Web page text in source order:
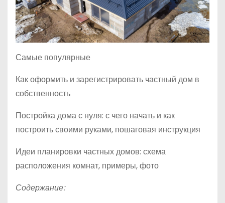
Самые популярные
Как оформить и зарегистрировать частный дом в
собственность
Постройка дома с нуля: с чего начать и как
построить своими руками, пошаговая инструкция
Идеи планировки частных домов: схема
расположения комнат, примеры, фото
Содержание: